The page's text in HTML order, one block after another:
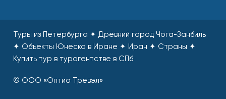
Туры из Петербурга ✦ Древний город Чога-Занбиль
✦ Объекты Юнеско в Иране ✦ Иран ✦ Страны ✦
Купить тур в турагентстве в СПб
© ООО «Оптио Тревэл»